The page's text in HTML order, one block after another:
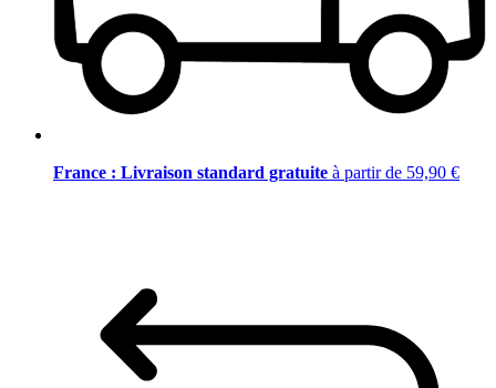
France : Livraison standard gratuite à partir de 59,90 €